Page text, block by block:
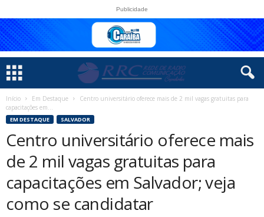
Publicidade
Início Em Destaque
Centro universitário oferece mais de 2 mil vagas gratuitas para
capacitações em...
EM DESTAQUE SALVADOR
Centro universitário oferece mais
de 2 mil vagas gratuitas para
capacitações em Salvador; veja
como se candidatar